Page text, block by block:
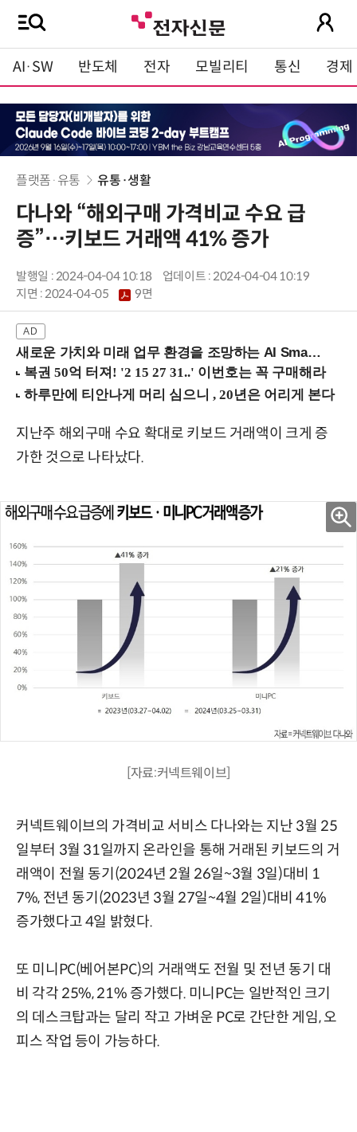
AI·SW 반도체 전자 모빌리티 통신 경제
플랫폼·유통 유통·생활
다나와 “해외구매 가격비교 수요 급
증”…키보드 거래액 41% 증가
발행일 : 2024-04-04 10:18
업데이트 : 2024-04-04 10:19
지면 :2024-04-05 9면
새로운 가치와 미래 업무 환경을 조망하는 AI Smart Work Summit 2026 (9/11 코엑스)
지난주 해외구매 수요 확대로 키보드 거래액이 크게 증
가한 것으로 나타났다.
[자료:커넥트웨이브]
커넥트웨이브의 가격비교 서비스 다나와는 지난 3월 25
일부터 3월 31일까지 온라인을 통해 거래된 키보드의 거
래액이 전월 동기(2024년 2월 26일~3월 3일)대비 1
7%, 전년 동기(2023년 3월 27일~4월 2일)대비 41%
증가했다고 4일 밝혔다.
또 미니PC(베어본PC)의 거래액도 전월 및 전년 동기 대
비 각각 25%, 21% 증가했다. 미니PC는 일반적인 크기
의 데스크탑과는 달리 작고 가벼운 PC로 간단한 게임, 오
피스 작업 등이 가능하다.